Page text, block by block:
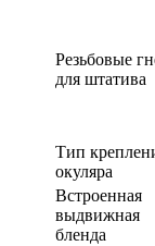
Резьбовые
для штатива
Тип
окуляра
Встроенная
выдвижная
бленда